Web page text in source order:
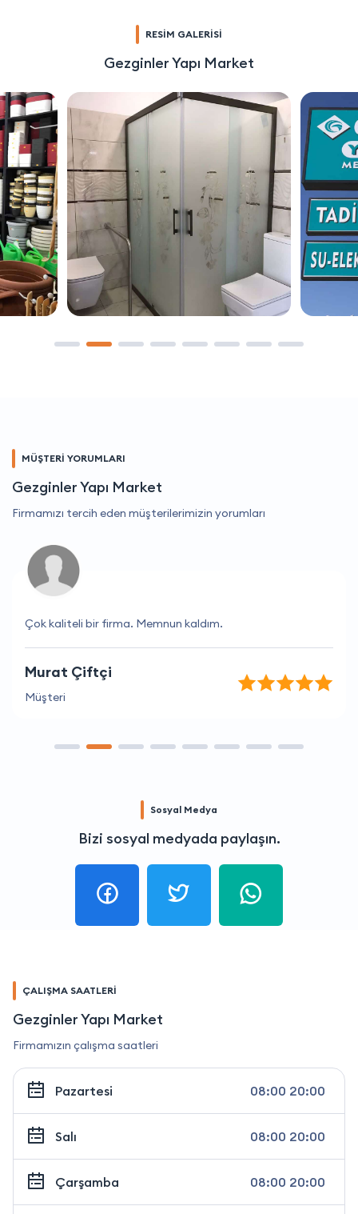
RESİM GALERİSİ
Gezginler Yapı Market
MÜŞTERİ YORUMLARI
Gezginler Yapı Market
Firmamızı tercih eden müşterilerimizin yorumları
Çok kaliteli bir firma. Memnun kaldım.
Murat Çiftçi
Müşteri
Sosyal Medya
Bizi sosyal medyada paylaşın.
ÇALIŞMA SAATLERİ
Gezginler Yapı Market
Firmamızın çalışma saatleri
Pazartesi 08:00 20:00
Salı 08:00 20:00
Çarşamba 08:00 20:00